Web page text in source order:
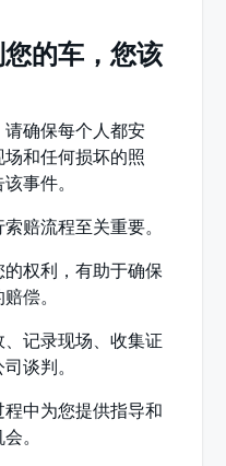
的车，您该
确保每个人都安
和任何损坏的照
事件。
赔流程至关重要。
权利，有助于确保
偿。
记录现场、收集证
谈判。
中为您提供指导和
。